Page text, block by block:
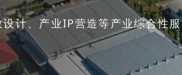
计、产业IP营造等产业综合性服